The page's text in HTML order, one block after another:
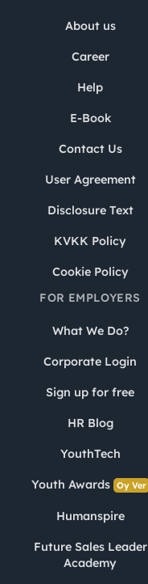
About us
Career
Help
E-Book
Contact Us
User Agreement
Disclosure Text
KVKK Policy
Cookie Policy
FOR EMPLOYERS
What We Do?
Corporate Login
Sign up for free
HR Blog
YouthTech
Youth Awards Oy Ver
Humanspire
Future Sales Leader
Academy